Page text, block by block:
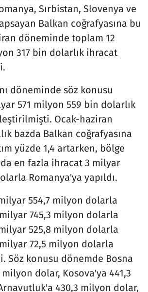
Sırbistan, Slovenya ve
Balkan coğrafyasına bu
döneminde toplam 12
317 bin dolarlık ihracat
döneminde söz konusu
571 milyon 559 bin dolarlık
Ocak-haziran
bazda Balkan coğrafyasına
yüzde 1,4 artarken, bölge
en fazla ihracat 3 milyar
Romanya'ya yapıldı.
554,7 milyon dolarla
745,3 milyon dolarla
525,8 milyon dolarla
72,5 milyon dolarla
Söz konusu dönemde Bosna
milyon dolar, Kosova'ya 441,3
430,3 milyon dolar,